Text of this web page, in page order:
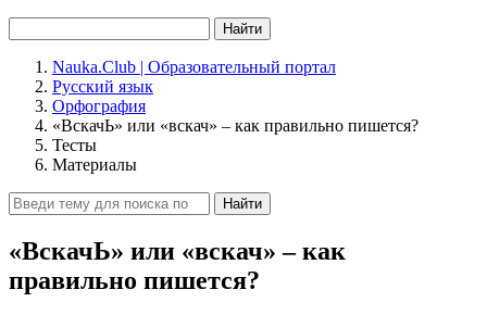
Найти
Nauka.Club | Образовательный портал
Русский язык
Орфография
«ВскачЬ» или «вскач» – как правильно пишется?
Тесты
Материалы
Найти
«ВскачЬ» или «вскач» – как
правильно пишется?